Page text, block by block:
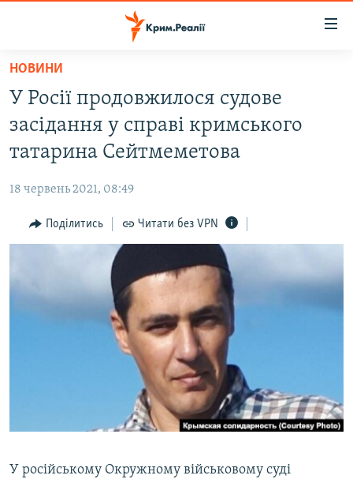
Перейти
основного
матеріалу
до
основної
навігації
Перейти
до
ВІДЕО ТА ФОТО
БЛОГИ
ПОГЛЯД
ВСЕ ЗА ДЕНЬ
СПЕЦПРОЕКТИ
УКРАЇНСЬКА ПРОБЛЕМА КРИМУ
ЯК ОБІЙТИ БЛОКУВАННЯ
НОВИНИ
У Росії продовжилося судове
засідання у справі кримського
татарина Сейтмеметова
18 червень 2021, 08:49
Поділитись Читати без VPN
У російському Окружному військовому суді